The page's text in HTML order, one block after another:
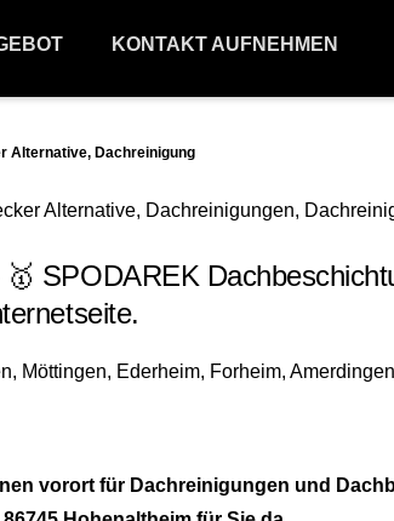
KONTAKT AUFNEHMEN
Alternative, Dachreinigung
SPODAREK
vorort für Dachreinigungen und